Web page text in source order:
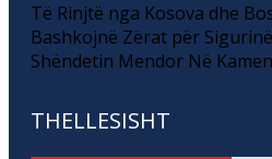
Të Rinjtë nga Kosova dhe
Bashkojnë Zërat për
Shëndetin Mendor Në
THELLESISHT